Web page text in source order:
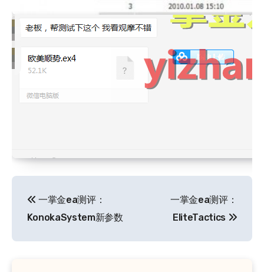
章
导
一掌金ea测评：
KonokaSystem新参数
一掌金ea测评：
EliteTactics